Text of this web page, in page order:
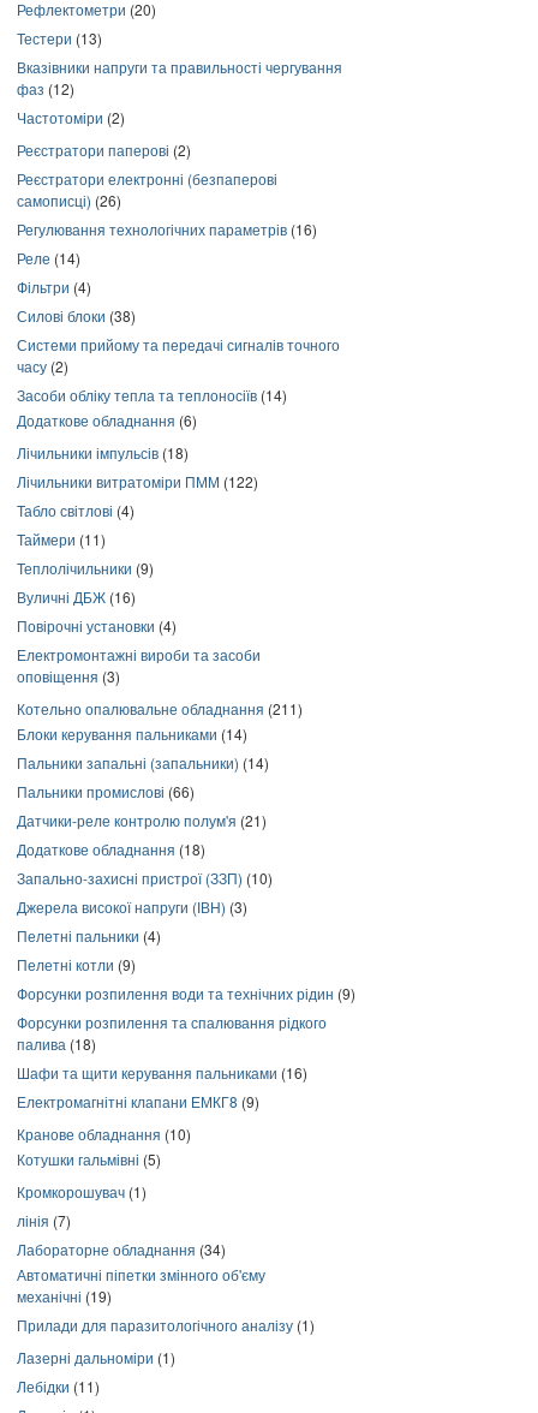
Рефлектометри (20)
Тестери (13)
Вказівники напруги та правильності чергування
фаз (12)
Частотоміри (2)
Реєстратори паперові (2)
Реєстратори електронні (безпаперові
самописці) (26)
Регулювання технологічних параметрів (16)
Реле (14)
Фільтри (4)
Силові блоки (38)
Системи прийому та передачі сигналів точного
часу (2)
Засоби обліку тепла та теплоносіїв (14)
Додаткове обладнання (6)
Лічильники імпульсів (18)
Лічильники витратоміри ПММ (122)
Табло світлові (4)
Таймери (11)
Теплолічильники (9)
Вуличні ДБЖ (16)
Повірочні установки (4)
Електромонтажні вироби та засоби
оповіщення (3)
Котельно опалювальне обладнання (211)
Блоки керування пальниками (14)
Пальники запальні (запальники) (14)
Пальники промислові (66)
Датчики-реле контролю полум'я (21)
Додаткове обладнання (18)
Запально-захисні пристрої (ЗЗП) (10)
Джерела високої напруги (ІВН) (3)
Пелетні пальники (4)
Пелетні котли (9)
Форсунки розпилення води та технічних рідин (9)
Форсунки розпилення та спалювання рідкого
палива (18)
Шафи та щити керування пальниками (16)
Електромагнітні клапани ЕМКГ8 (9)
Кранове обладнання (10)
Котушки гальмівні (5)
Кромкорошувач (1)
лінія (7)
Лабораторне обладнання (34)
Автоматичні піпетки змінного об'єму
механічні (19)
Прилади для паразитологічного аналізу (1)
Лазерні дальноміри (1)
Лебідки (11)